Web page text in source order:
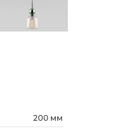
200 мм